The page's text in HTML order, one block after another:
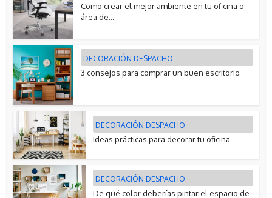
Como crear el mejor ambiente en tu oficina o
área de...
DECORACIÓN DESPACHO
3 consejos para comprar un buen escritorio
DECORACIÓN DESPACHO
Ideas prácticas para decorar tu oficina
DECORACIÓN DESPACHO
De qué color deberías pintar el espacio de